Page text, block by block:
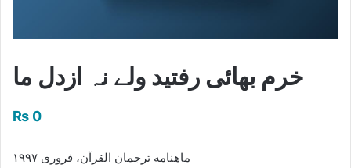
خرم بھائی رفتید ولے نہ ازدل ما
₨ 0
ماهنامه ترجمان القرآن، فروری ۱۹۹۷